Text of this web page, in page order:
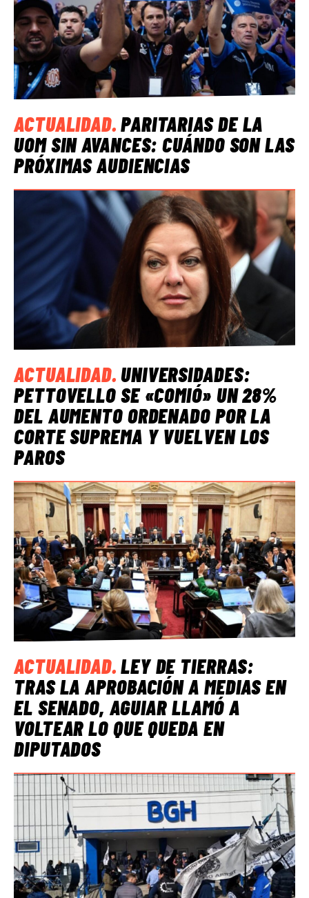
ACTUALIDAD.PARITARIAS DE LA
UOM SIN AVANCES: CUÁNDO SON LAS
PRÓXIMAS AUDIENCIAS
ACTUALIDAD.UNIVERSIDADES:
PETTOVELLO SE «COMIÓ» UN 28%
DEL AUMENTO ORDENADO POR LA
CORTE SUPREMA Y VUELVEN LOS
PAROS
ACTUALIDAD.LEY DE TIERRAS:
TRAS LA APROBACIÓN A MEDIAS EN
EL SENADO, AGUIAR LLAMÓ A
VOLTEAR LO QUE QUEDA EN
DIPUTADOS